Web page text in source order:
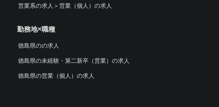
営業系の求人 ＞ 営業（個人）の求人
勤務地×職種
徳島県のの求人
徳島県の未経験・第二新卒（営業）の求人
徳島県の営業（個人）の求人